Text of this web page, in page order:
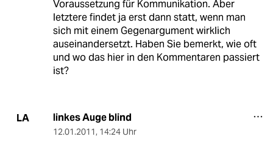
Voraussetzung für Kommunikation. Aber
letztere findet ja erst dann statt, wenn man
sich mit einem Gegenargument wirklich
auseinandersetzt. Haben Sie bemerkt, wie oft
und wo das hier in den Kommentaren passiert
ist?
LA linkes Auge blind
12.01.2011, 14:24 Uhr